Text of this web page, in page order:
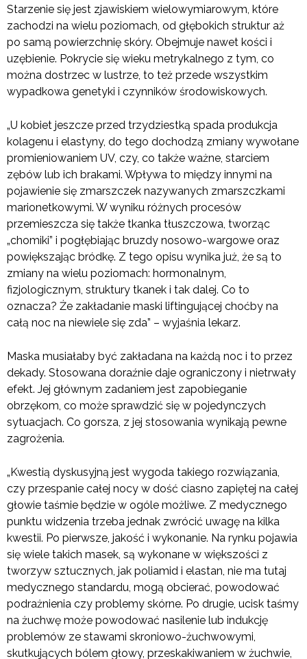
Starzenie się jest zjawiskiem wielowymiarowym, które
zachodzi na wielu poziomach, od głębokich struktur aż
po samą powierzchnię skóry. Obejmuje nawet kości i
uzębienie. Pokrycie się wieku metrykalnego z tym, co
można dostrzec w lustrze, to też przede wszystkim
wypadkowa genetyki i czynników środowiskowych.
„U kobiet jeszcze przed trzydziestką spada produkcja
kolagenu i elastyny, do tego dochodzą zmiany wywołane
promieniowaniem UV, czy, co także ważne, starciem
zębów lub ich brakami. Wpływa to między innymi na
pojawienie się zmarszczek nazywanych zmarszczkami
marionetkowymi. W wyniku różnych procesów
przemieszcza się także tkanka tłuszczowa, tworząc
„chomiki” i pogłębiając bruzdy nosowo-wargowe oraz
powiększając bródkę. Z tego opisu wynika już, że są to
zmiany na wielu poziomach: hormonalnym,
fizjologicznym, struktury tkanek i tak dalej. Co to
oznacza? Że zakładanie maski liftingującej choćby na
całą noc na niewiele się zda” – wyjaśnia lekarz.
Maska musiałaby być zakładana na każdą noc i to przez
dekady. Stosowana doraźnie daje ograniczony i nietrwały
efekt. Jej głównym zadaniem jest zapobieganie
obrzękom, co może sprawdzić się w pojedynczych
sytuacjach. Co gorsza, z jej stosowania wynikają pewne
zagrożenia.
„Kwestią dyskusyjną jest wygoda takiego rozwiązania,
czy przespanie całej nocy w dość ciasno zapiętej na całej
głowie taśmie będzie w ogóle możliwe. Z medycznego
punktu widzenia trzeba jednak zwrócić uwagę na kilka
kwestii. Po pierwsze, jakość i wykonanie. Na rynku pojawia
się wiele takich masek, są wykonane w większości z
tworzyw sztucznych, jak poliamid i elastan, nie ma tutaj
medycznego standardu, mogą obcierać, powodować
podrażnienia czy problemy skórne. Po drugie, ucisk taśmy
na żuchwę może powodować nasilenie lub indukcję
problemów ze stawami skroniowo-żuchwowymi,
skutkujących bólem głowy, przeskakiwaniem w żuchwie,